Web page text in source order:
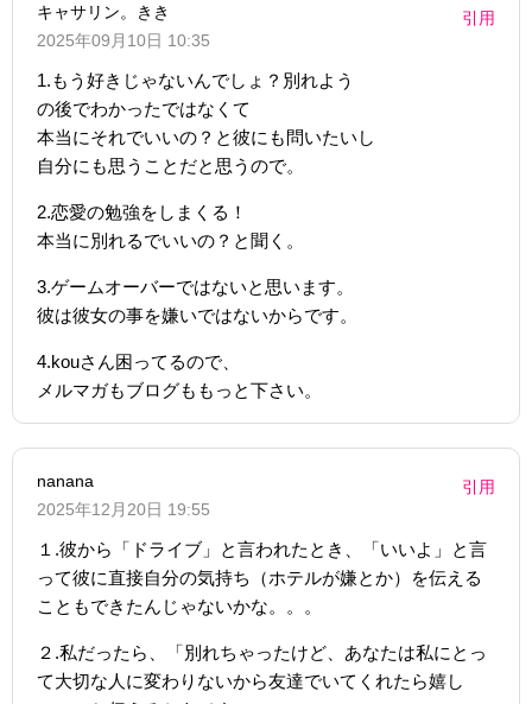
キャサリン。きき
2025年09月10日 10:35
引用
1.もう好きじゃないんでしょ？別れよう
の後でわかったではなくて
本当にそれでいいの？と彼にも問いたいし
自分にも思うことだと思うので。
2.恋愛の勉強をしまくる！
本当に別れるでいいの？と聞く。
3.ゲームオーバーではないと思います。
彼は彼女の事を嫌いではないからです。
4.kouさん困ってるので、
メルマガもブログももっと下さい。
nanana
2025年12月20日 19:55
引用
１.彼から「ドライブ」と言われたとき、「いいよ」と言
って彼に直接自分の気持ち（ホテルが嫌とか）を伝える
こともできたんじゃないかな。。。
２.私だったら、「別れちゃったけど、あなたは私にとっ
て大切な人に変わりないから友達でいてくれたら嬉し